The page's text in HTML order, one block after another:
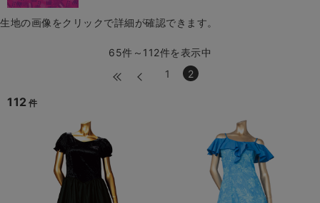
生地の画像をクリックで詳細が確認できます。
65件～112件を表示中
1
2
112 件